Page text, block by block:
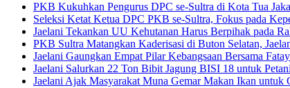
PKB Kukuhkan Pengurus DPC se-Sultra di Kota Tua
Seleksi Ketat Ketua DPC PKB se-Sultra, Fokus pada
Jaelani Tekankan UU Kehutanan Harus Berpihak pada
PKB Sultra Matangkan Kaderisasi di Buton Selatan,
Jaelani Gaungkan Empat Pilar Kebangsaan Bersama
Jaelani Salurkan 22 Ton Bibit Jagung BISI 18 untuk
Jaelani Ajak Masyarakat Muna Gemar Makan Ikan untuk